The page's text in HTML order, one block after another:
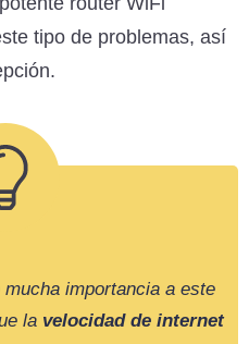
tipo de problemas, así
importancia a este
la velocidad de internet